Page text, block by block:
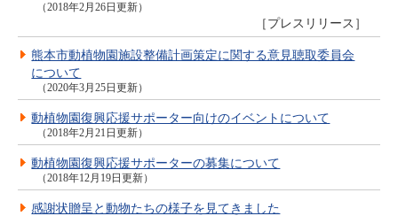
（2018年2月26日更新）
［プレスリリース］
熊本市動植物園施設整備計画策定に関する意見聴取委員会
について
（2020年3月25日更新）
動植物園復興応援サポーター向けのイベントについて
（2018年2月21日更新）
動植物園復興応援サポーターの募集について
（2018年12月19日更新）
感謝状贈呈と動物たちの様子を見てきました